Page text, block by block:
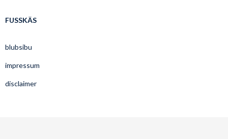
FUSSKÄS
blubsibu
impressum
disclaimer